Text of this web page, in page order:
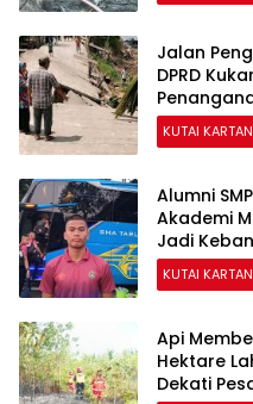
Jalan
DPRD
KUTAI
Alumni
Akademi
Jadi
KUTAI
Api
Hektare
Dekati